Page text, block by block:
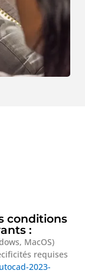
conditions
:
MacOS)
requises
2023-